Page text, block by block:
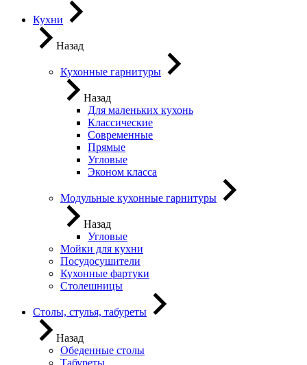
Кухни
Назад
Кухонные гарнитуры
Назад
Для маленьких кухонь
Классические
Современные
Прямые
Угловые
Эконом класса
Модульные кухонные гарнитуры
Назад
Угловые
Мойки для кухни
Посудосушители
Кухонные фартуки
Столешницы
Столы, стулья, табуреты
Назад
Обеденные столы
Табуреты